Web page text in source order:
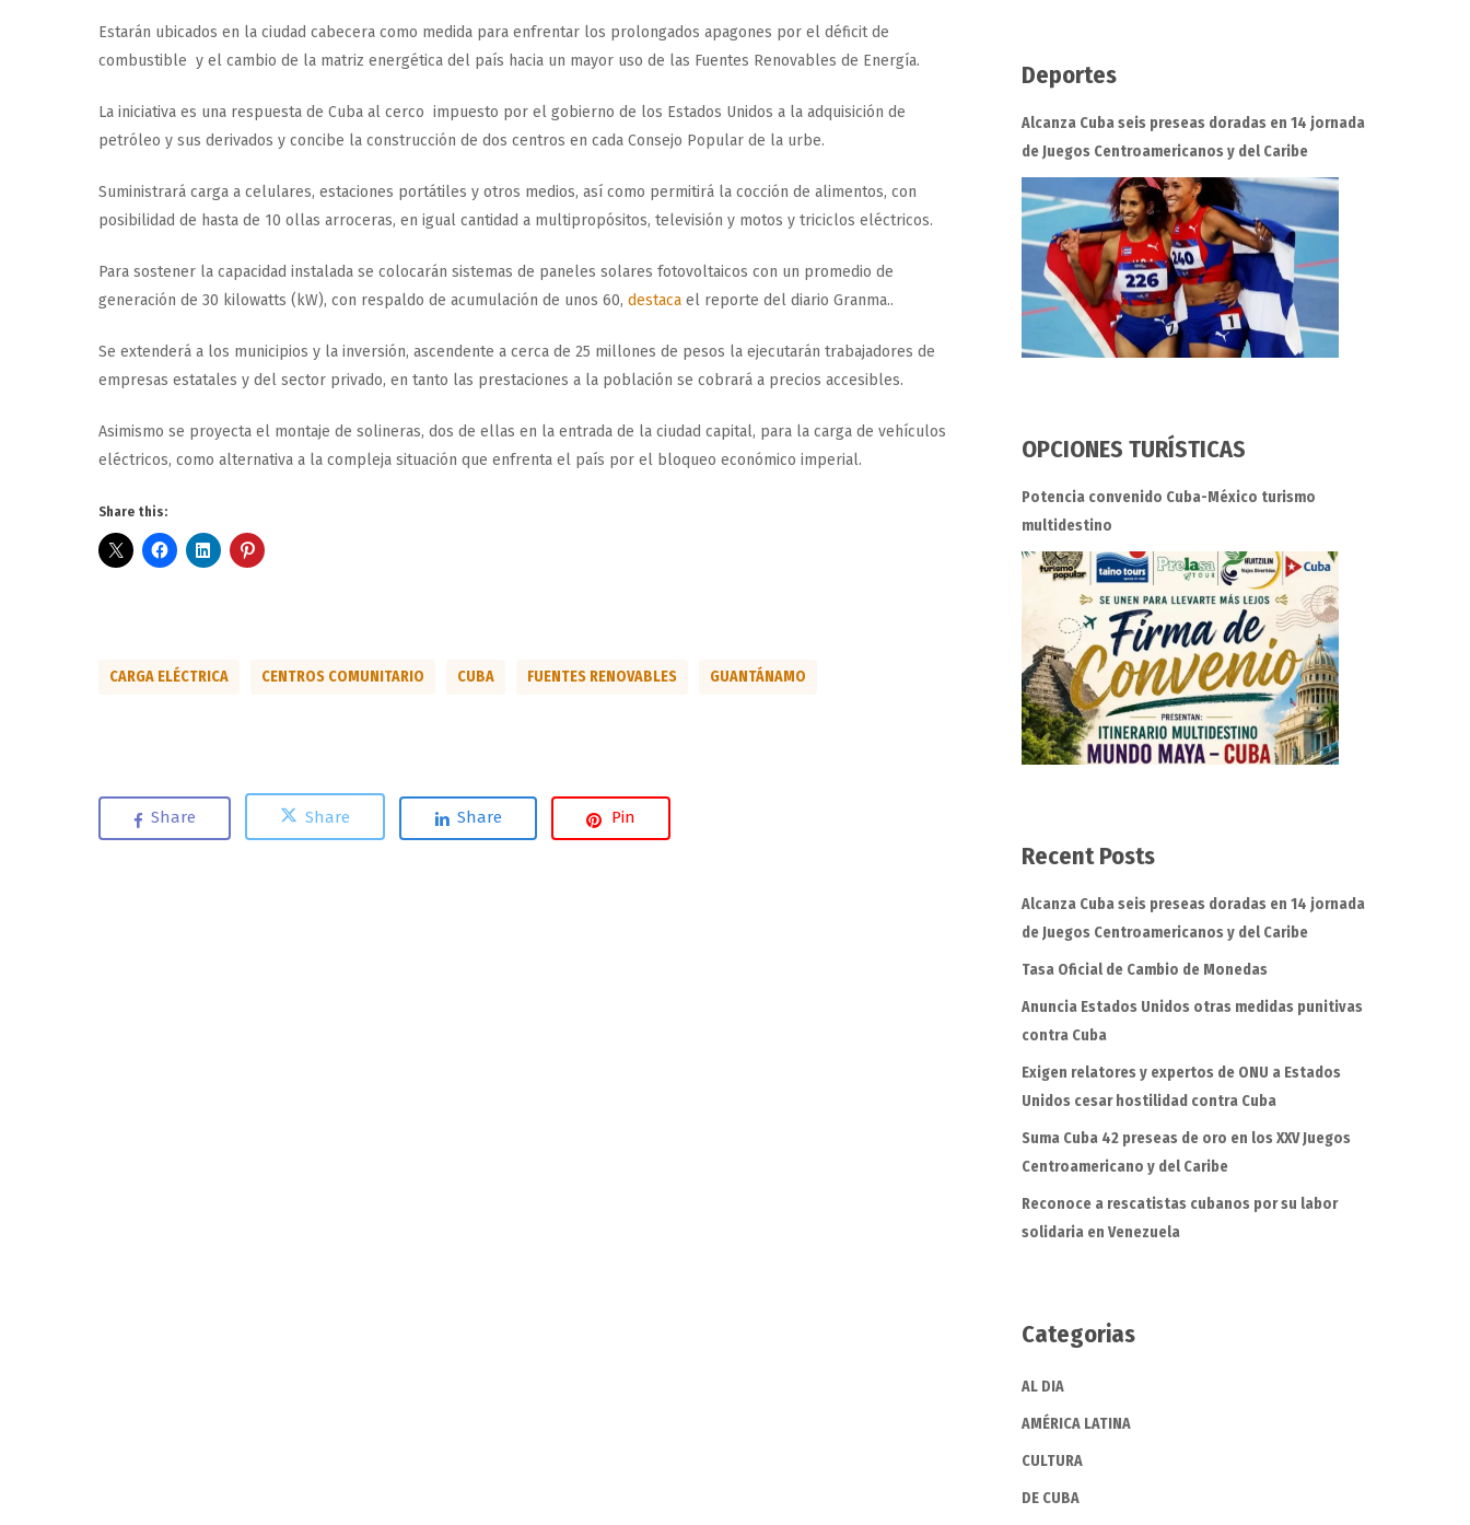
Estarán ubicados en la ciudad cabecera como medida para enfrentar los prolongados apagones por el déficit de
combustible y el cambio de la matriz energética del país hacia un mayor uso de las Fuentes Renovables de Energía.
La iniciativa es una respuesta de Cuba al cerco impuesto por el gobierno de los Estados Unidos a la adquisición de
petróleo y sus derivados y concibe la construcción de dos centros en cada Consejo Popular de la urbe.
Suministrará carga a celulares, estaciones portátiles y otros medios, así como permitirá la cocción de alimentos, con
posibilidad de hasta de 10 ollas arroceras, en igual cantidad a multipropósitos, televisión y motos y triciclos eléctricos.
Para sostener la capacidad instalada se colocarán sistemas de paneles solares fotovoltaicos con un promedio de
generación de 30 kilowatts (kW), con respaldo de acumulación de unos 60, destaca el reporte del diario Granma..
Se extenderá a los municipios y la inversión, ascendente a cerca de 25 millones de pesos la ejecutarán trabajadores de
empresas estatales y del sector privado, en tanto las prestaciones a la población se cobrará a precios accesibles.
Asimismo se proyecta el montaje de solineras, dos de ellas en la entrada de la ciudad capital, para la carga de vehículos
eléctricos, como alternativa a la compleja situación que enfrenta el país por el bloqueo económico imperial.
Share this:
CARGA ELÉCTRICA CENTROS COMUNITARIO CUBA FUENTES RENOVABLES GUANTÁNAMO
Share Share Share Pin
Deportes
Alcanza Cuba seis preseas doradas en 14 jornada
de Juegos Centroamericanos y del Caribe
OPCIONES TURÍSTICAS
Potencia convenido Cuba-México turismo
multidestino
Recent Posts
Alcanza Cuba seis preseas doradas en 14 jornada
de Juegos Centroamericanos y del Caribe
Tasa Oficial de Cambio de Monedas
Anuncia Estados Unidos otras medidas punitivas
contra Cuba
Exigen relatores y expertos de ONU a Estados
Unidos cesar hostilidad contra Cuba
Suma Cuba 42 preseas de oro en los XXV Juegos
Centroamericano y del Caribe
Reconoce a rescatistas cubanos por su labor
solidaria en Venezuela
Categorias
AL DIA
AMÉRICA LATINA
CULTURA
DE CUBA